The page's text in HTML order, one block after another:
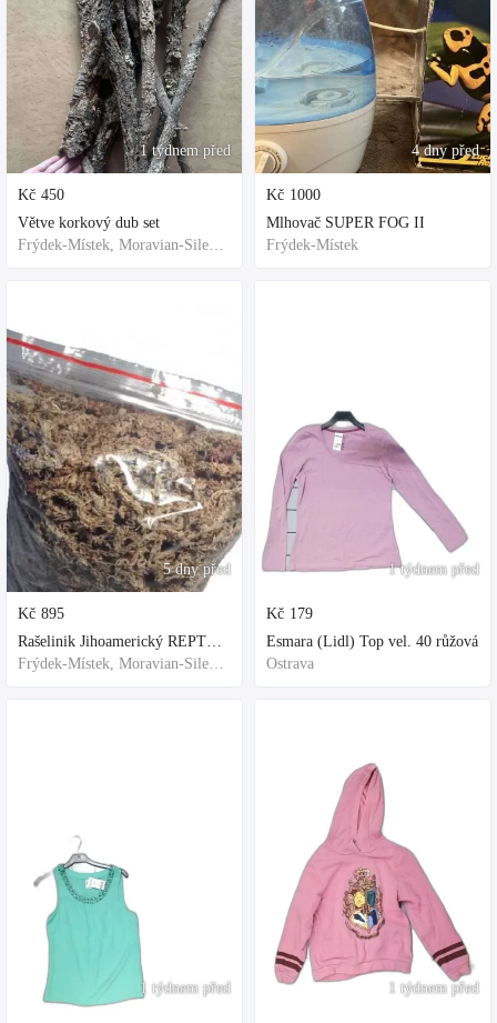
1 týdnem před
Kč 450
Větve korkový dub set
Frýdek-Místek, Moravian-Silesian Region,Others
5 dny před
Kč 895
Rašelinik Jihoamerický REPTER - 5 balení - 500g -
Frýdek-Místek, Moravian-Silesian Region,Others
1 týdnem před
4 dny před
Kč 1000
Mlhovač SUPER FOG II
Frýdek-Místek
1 týdnem před
Kč 179
Esmara (Lidl) Top vel. 40 růžová
Ostrava
1 týdnem před